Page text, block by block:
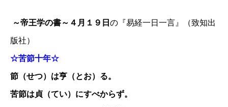
～帝王学の書～４月１９日 の『易経一日一言』（致知出
版社）
☆苦節十年☆
節（せつ）は亨（とお）る。
苦節は貞（てい）にすべからず。